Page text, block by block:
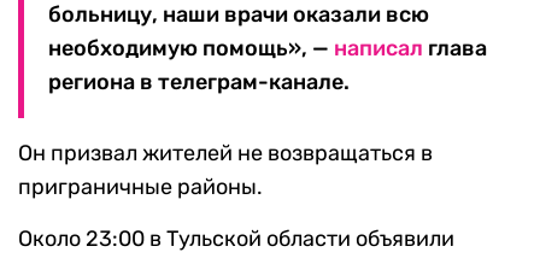
больницу, наши врачи оказали всю
необходимую помощь», — написал глава
региона в телеграм-канале.
Он призвал жителей не возвращаться в
приграничные районы.
Около 23:00 в Тульской области объявили